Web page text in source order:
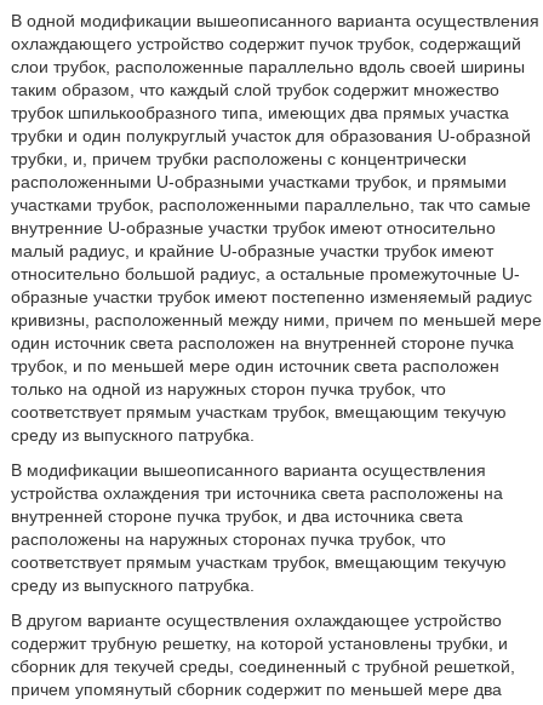
В одной модификации вышеописанного варианта осуществления
охлаждающего устройство содержит пучок трубок, содержащий
слои трубок, расположенные параллельно вдоль своей ширины
таким образом, что каждый слой трубок содержит множество
трубок шпилькообразного типа, имеющих два прямых участка
трубки и один полукруглый участок для образования U-образной
трубки, и, причем трубки расположены с концентрически
расположенными U-образными участками трубок, и прямыми
участками трубок, расположенными параллельно, так что самые
внутренние U-образные участки трубок имеют относительно
малый радиус, и крайние U-образные участки трубок имеют
относительно большой радиус, а остальные промежуточные U-
образные участки трубок имеют постепенно изменяемый радиус
кривизны, расположенный между ними, причем по меньшей мере
один источник света расположен на внутренней стороне пучка
трубок, и по меньшей мере один источник света расположен
только на одной из наружных сторон пучка трубок, что
соответствует прямым участкам трубок, вмещающим текучую
среду из выпускного патрубка.
В модификации вышеописанного варианта осуществления
устройства охлаждения три источника света расположены на
внутренней стороне пучка трубок, и два источника света
расположены на наружных сторонах пучка трубок, что
соответствует прямым участкам трубок, вмещающим текучую
среду из выпускного патрубка.
В другом варианте осуществления охлаждающее устройство
содержит трубную решетку, на которой установлены трубки, и
сборник для текучей среды, соединенный с трубной решеткой,
причем упомянутый сборник содержит по меньшей мере два